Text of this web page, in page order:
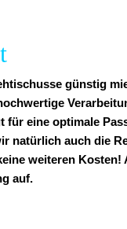
günstig
eine optimale
natürlich auch die
weiteren
auf.